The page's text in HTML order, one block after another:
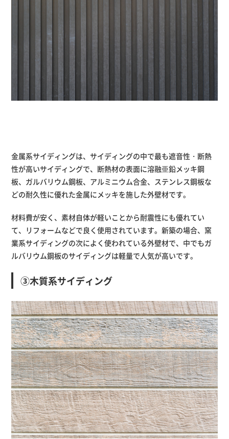
金属系サイディングは、サイディングの中で最も遮音性・断熱
性が高いサイディングで、断熱材の表面に溶融亜鉛メッキ鋼
板、ガルバリウム鋼板、アルミニウム合金、ステンレス鋼板な
どの耐久性に優れた金属にメッキを施した外壁材です。
材料費が安く、素材自体が軽いことから耐震性にも優れてい
て、リフォームなどで良く使用されています。新築の場合、窯
業系サイディングの次によく使われている外壁材で、中でもガ
ルバリウム鋼板のサイディングは軽量で人気が高いです。
③木質系サイディング